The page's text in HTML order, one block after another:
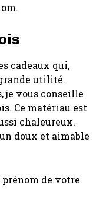
cadeaux qui,
utilité.
je vous conseille
Ce matériau est
chaleureux.
un doux et aimable
prénom de votre